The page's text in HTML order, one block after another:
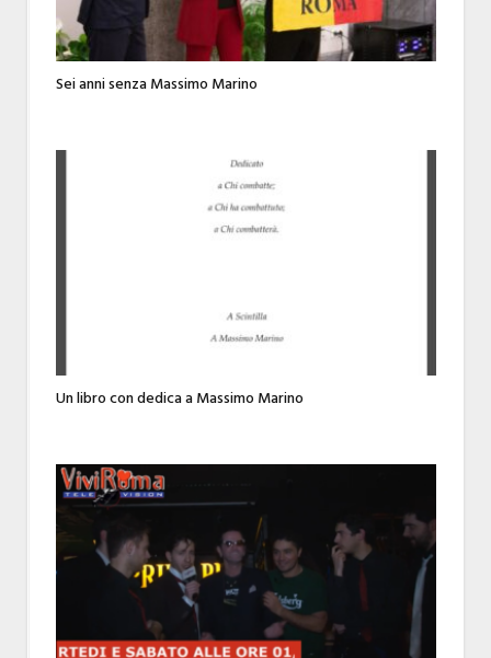
Sei anni senza Massimo Marino
Un libro con dedica a Massimo Marino